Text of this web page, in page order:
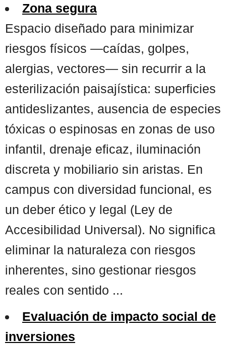
Zona segura
Espacio diseñado para minimizar
riesgos físicos —caídas, golpes,
alergias, vectores— sin recurrir a la
esterilización paisajística: superficies
antideslizantes, ausencia de especies
tóxicas o espinosas en zonas de uso
infantil, drenaje eficaz, iluminación
discreta y mobiliario sin aristas. En
campus con diversidad funcional, es
un deber ético y legal (Ley de
Accesibilidad Universal). No significa
eliminar la naturaleza con riesgos
inherentes, sino gestionar riesgos
reales con sentido ...
Evaluación de impacto social de
inversiones